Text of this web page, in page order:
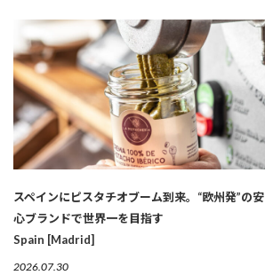
スペインにピスタチオブーム到来。“欧州発”の安
心ブランドで世界一を目指す
Spain [Madrid]
2026.07.30